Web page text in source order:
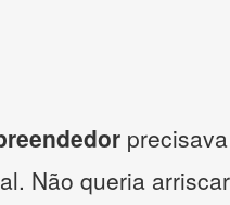
Não queria